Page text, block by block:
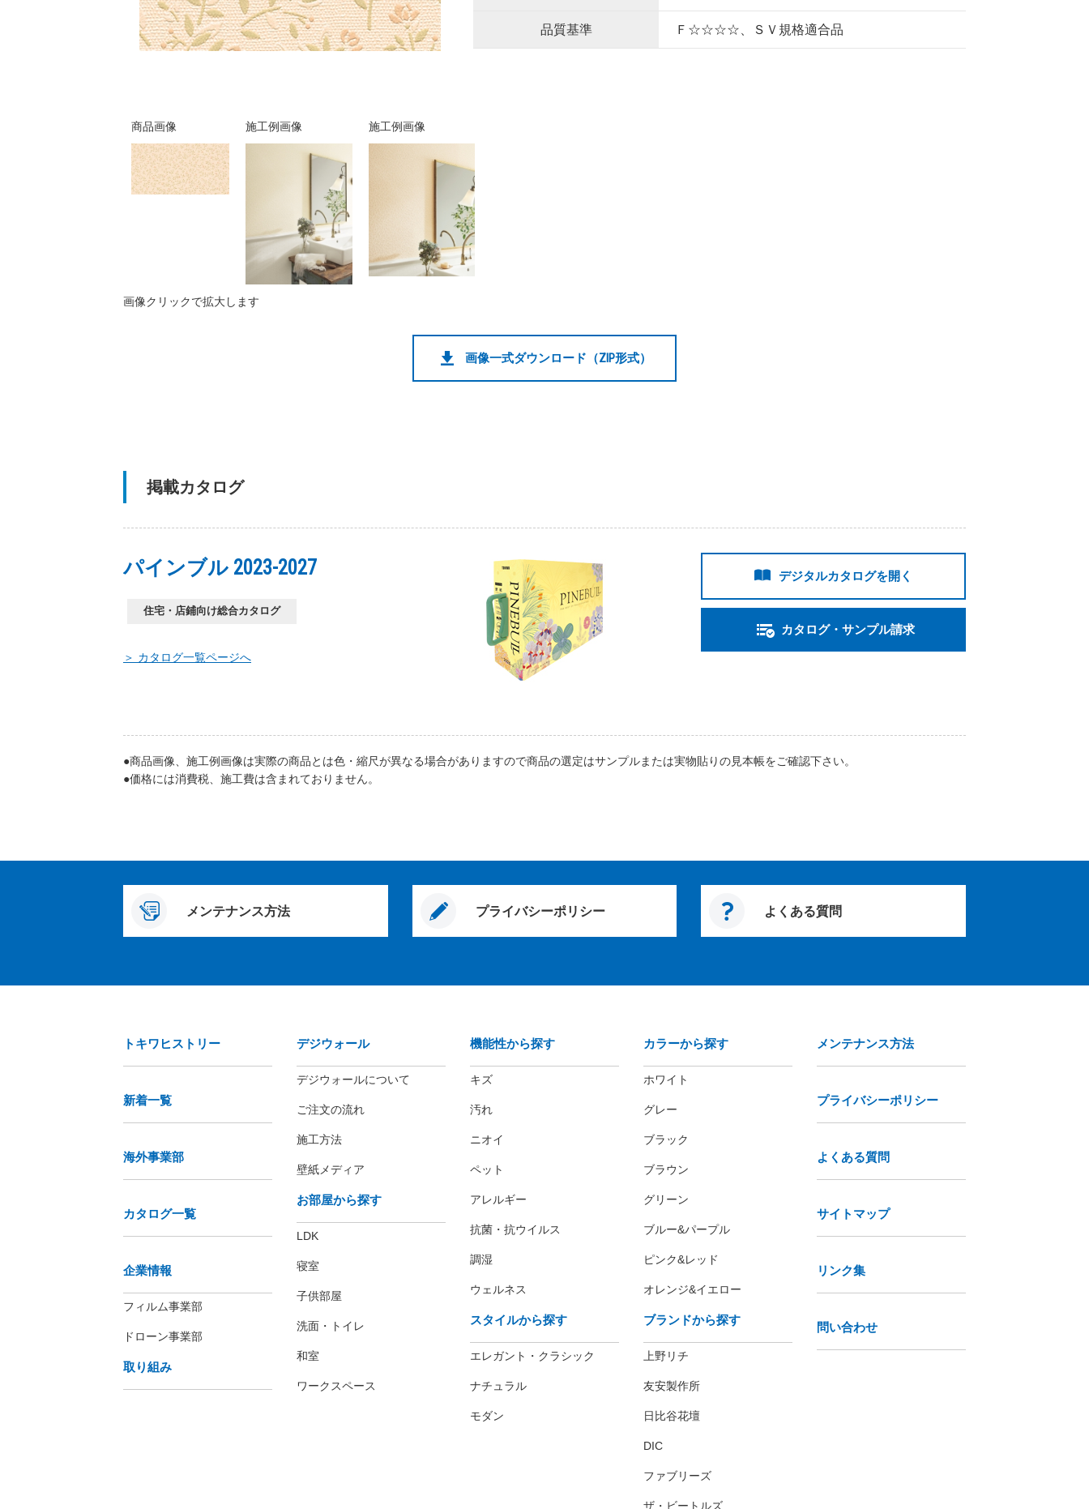
品質基準 Ｆ☆☆☆☆、ＳＶ規格適合品
商品画像 施工例画像 施工例画像
画像クリックで拡大します
画像一式ダウンロード（ZIP形式）
掲載カタログ
パインブル 2023-2027
住宅・店鋪向け総合カタログ
＞ カタログ一覧ページへ
デジタルカタログを開く
カタログ・サンプル請求
●商品画像、施工例画像は実際の商品とは色・縮尺が異なる場合がありますので商品の選定はサンプルまたは実物貼りの見本帳をご確認下さい。
●価格には消費税、施工費は含まれておりません。
メンテナンス方法 プライバシーポリシー よくある質問
トキワヒストリー
新着一覧
海外事業部
カタログ一覧
企業情報
フィルム事業部
ドローン事業部
取り組み
デジウォール
デジウォールについて
ご注文の流れ
施工方法
壁紙メディア
お部屋から探す
LDK
寝室
子供部屋
洗面・トイレ
和室
ワークスペース
機能性から探す
キズ
汚れ
ニオイ
ペット
アレルギー
抗菌・抗ウイルス
調湿
ウェルネス
スタイルから探す
エレガント・クラシック
ナチュラル
モダン
カラーから探す
ホワイト
グレー
ブラック
ブラウン
グリーン
ブルー&パープル
ピンク&レッド
オレンジ&イエロー
ブランドから探す
上野リチ
友安製作所
日比谷花壇
DIC
ファブリーズ
ザ・ビートルズ
メンテナンス方法
プライバシーポリシー
よくある質問
サイトマップ
リンク集
問い合わせ